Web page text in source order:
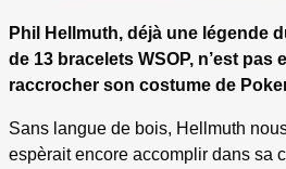
Phil Hellmuth, déjà une légende
de 13 bracelets WSOP, n’est pas
raccrocher son costume de
Sans langue de bois, Hellmuth
espèrait encore accomplir dans sa